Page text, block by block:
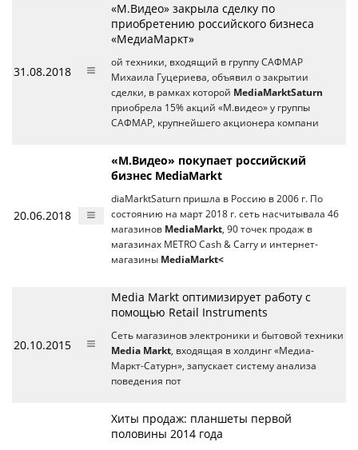
31.08.2018
«М.Видео» закрыла сделку по
приобретению российского бизнеса
«МедиаМаркт»
ой техники, входящий в группу САФМАР
Михаила Гуцериева, объявил о закрытии
сделки, в рамках которой MediaMarktSaturn
приобрела 15% акций «М.видео» у группы
САФМАР, крупнейшего акционера компани
20.06.2018
«М.Видео» покупает российский
бизнес MediaMarkt
diaMarktSaturn пришла в Россию в 2006 г. По
состоянию на март 2018 г. сеть насчитывала 46
магазинов MediaMarkt, 90 точек продаж в
магазинах METRO Cash & Carry и интернет-
магазины MediaMarkt<
20.10.2015
Media Markt оптимизирует работу с
помощью Retail Instruments
Сеть магазинов электроники и бытовой техники
Media Markt, входящая в холдинг «Медиа-
Маркт-Сатурн», запускает систему анализа
поведения пот
Хиты продаж: планшеты первой
половины 2014 года